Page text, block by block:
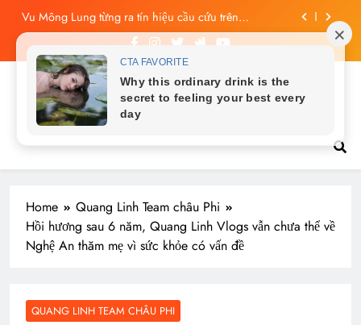
Skip
content
Vu Mông Lung từng ra tín hiệu cầu cứu trên
livestream, mẹ đến công ty quậy?
Công bố tin nhắn cuối cùng của Vu Mông Lung, vừa
đau xót vừa phẫn nộ
Vu Mông Lung báo cáo khám nghiệm bị “rò rỉ” dư
luận sục sôi và đặt nhiều câu hỏi
Vu Mông Lung mất ngày ‘Huyết Nguyệt’, nghi Uông
Du Cầm ‘hại’, bằng chứng bị lộ!
đau xót vừa phẫn nộ
Tin tức nóng hổi
Home
Quang Linh Team châu Phi
Hồi hương sau 6 năm, Quang Linh Vlogs vẫn chưa thể về
Nghệ An thăm mẹ vì sức khỏe có vấn đề
QUANG LINH TEAM CHÂU PHI